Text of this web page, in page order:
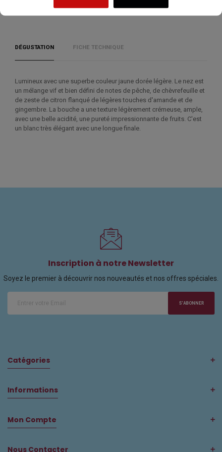
DÉGUSTATION FICHE TECHNIQUE
Lumineux avec une superbe couleur jaune dorée légère. Le nez est
un mélange vif et bien défini de notes de pêche, de chèvrefeuille et
de zeste de citron flanqué de légères touches d'amande et de
gingembre. La bouche a une texture légèrement crémeuse, ample,
avec une belle acidité, une pureté impressionnante de fruits. C'est
un blanc très élégant avec une longue finale.
Inscription à notre Newsletter
Soyez le premier à découvrir nos nouveautés et nos offres spéciales.
S'ABONNER
Catégories
Informations
Mon Compte
Nous Contacter